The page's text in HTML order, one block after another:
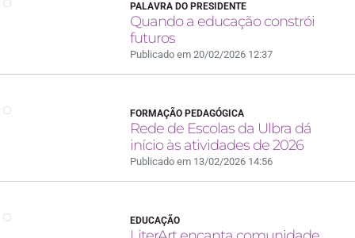
PALAVRA DO PRESIDENTE
Quando a educação constrói
futuros
Publicado em 20/02/2026 12:37
FORMAÇÃO PEDAGÓGICA
Rede de Escolas da Ulbra dá
início às atividades de 2026
Publicado em 13/02/2026 14:56
EDUCAÇÃO